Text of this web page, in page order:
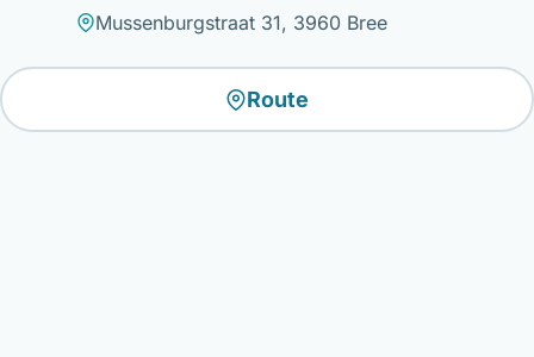
Mussenburgstraat 31, 3960 Bree
Route